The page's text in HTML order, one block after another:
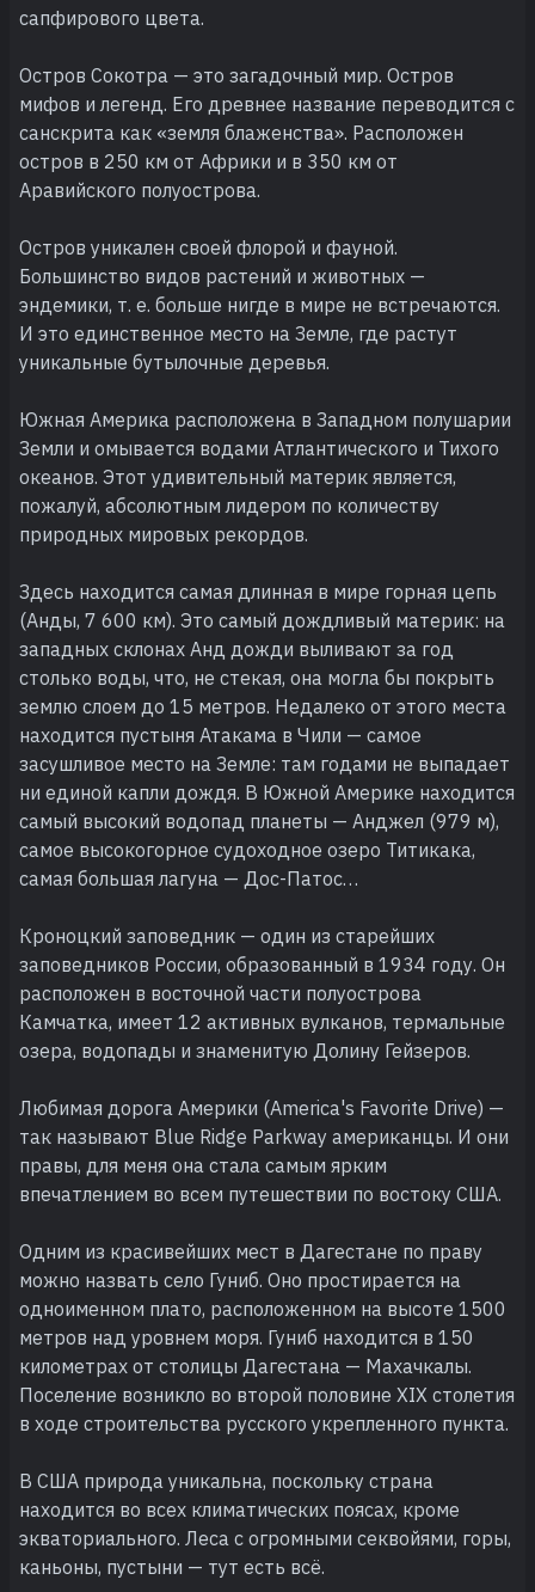
сапфирового цвета.
Остров Сокотра — это загадочный мир. Остров
мифов и легенд. Его древнее название переводится с
санскрита как «земля блаженства». Расположен
остров в 250 км от Африки и в 350 км от
Аравийского полуострова.
Остров уникален своей флорой и фауной.
Большинство видов растений и животных —
эндемики, т. е. больше нигде в мире не встречаются.
И это единственное место на Земле, где растут
уникальные бутылочные деревья.
Южная Америка расположена в Западном полушарии
Земли и омывается водами Атлантического и Тихого
океанов. Этот удивительный материк является,
пожалуй, абсолютным лидером по количеству
природных мировых рекордов.
Здесь находится самая длинная в мире горная цепь
(Анды, 7 600 км). Это самый дождливый материк: на
западных склонах Анд дожди выливают за год
столько воды, что, не стекая, она могла бы покрыть
землю слоем до 15 метров. Недалеко от этого места
находится пустыня Атакама в Чили — самое
засушливое место на Земле: там годами не выпадает
ни единой капли дождя. В Южной Америке находится
самый высокий водопад планеты — Анджел (979 м),
самое высокогорное судоходное озеро Титикака,
самая большая лагуна — Дос-Патос…
Кроноцкий заповедник — один из старейших
заповедников России, образованный в 1934 году. Он
расположен в восточной части полуострова
Камчатка, имеет 12 активных вулканов, термальные
озера, водопады и знаменитую Долину Гейзеров.
Любимая дорога Америки (America's Favorite Drive) —
так называют Blue Ridge Parkway американцы. И они
правы, для меня она стала самым ярким
впечатлением во всем путешествии по востоку США.
Одним из красивейших мест в Дагестане по праву
можно назвать село Гуниб. Оно простирается на
одноименном плато, расположенном на высоте 1500
метров над уровнем моря. Гуниб находится в 150
километрах от столицы Дагестана — Махачкалы.
Поселение возникло во второй половине XIX столетия
в ходе строительства русского укрепленного пункта.
В США природа уникальна, поскольку страна
находится во всех климатических поясах, кроме
экваториального. Леса с огромными секвойями, горы,
каньоны, пустыни — тут есть всё.